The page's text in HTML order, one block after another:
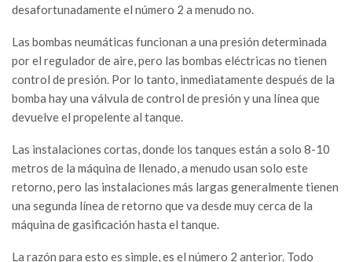
desafortunadamente el número 2 a menudo no.
Las bombas neumáticas funcionan a una presión determinada
por el regulador de aire, pero las bombas eléctricas no tienen
control de presión. Por lo tanto, inmediatamente después de la
bomba hay una válvula de control de presión y una línea que
devuelve el propelente al tanque.
Las instalaciones cortas, donde los tanques están a solo 8-10
metros de la máquina de llenado, a menudo usan solo este
retorno, pero las instalaciones más largas generalmente tienen
una segunda línea de retorno que va desde muy cerca de la
máquina de gasificación hasta el tanque.
La razón para esto es simple, es el número 2 anterior. Todo